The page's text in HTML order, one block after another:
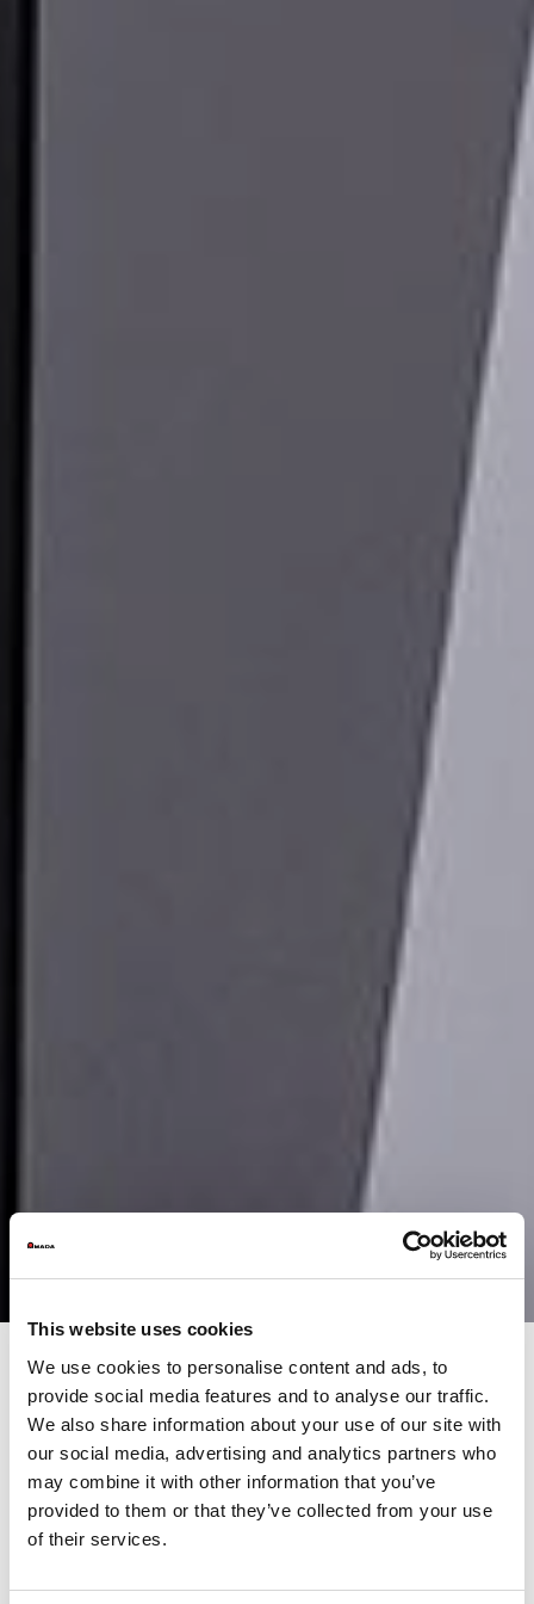
This website uses cookies
We use cookies to personalise content and ads, to
provide social media features and to analyse our traffic.
We also share information about your use of our site with
our social media, advertising and analytics partners who
may combine it with other information that you’ve
provided to them or that they’ve collected from your use
of their services.
Lente única para todas as
espessuras
Med fiberlaserkilder fra 3 - 15 kW, udviklet af AMADA og anvender
laserdiodemoduler, forbedres produktionskapaciteten